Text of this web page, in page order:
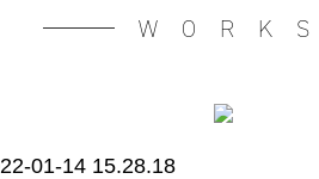
WORKS
01-14 15.28.18